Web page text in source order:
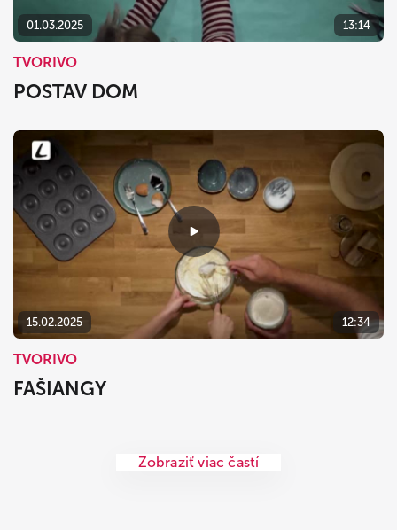
01.03.2025 13:14
TVORIVO
POSTAV DOM
15.02.2025 12:34
TVORIVO
FAŠIANGY
Zobraziť viac častí